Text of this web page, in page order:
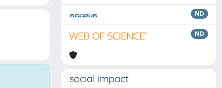
ND
ND
social impact